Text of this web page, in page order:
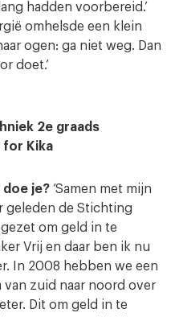
hadden voorbereid.’
omhelsde een klein
ogen: ga niet weg. Dan
doet.’
2e graads
for Kika
je? ‘Samen met mijn
geleden de Stichting
om geld in te
Vrij en daar ben ik nu
In 2008 hebben we een
van zuid naar noord over
Dit om geld in te